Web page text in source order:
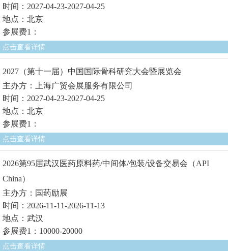
时间：2027-04-23-2027-04-25
地点：北京
参展费1：
点击查看详情
2027（第十一届）中国国际骨科研究大会暨展览会
主办方：上海广贸会展服务有限公司
时间：2027-04-23-2027-04-25
地点：北京
参展费1：
点击查看详情
2026第95届武汉医药原料药/中间体/包装/设备交易会（API
China）
主办方：国药励展
时间：2026-11-11-2026-11-13
地点：武汉
参展费1：10000-20000
点击查看详情